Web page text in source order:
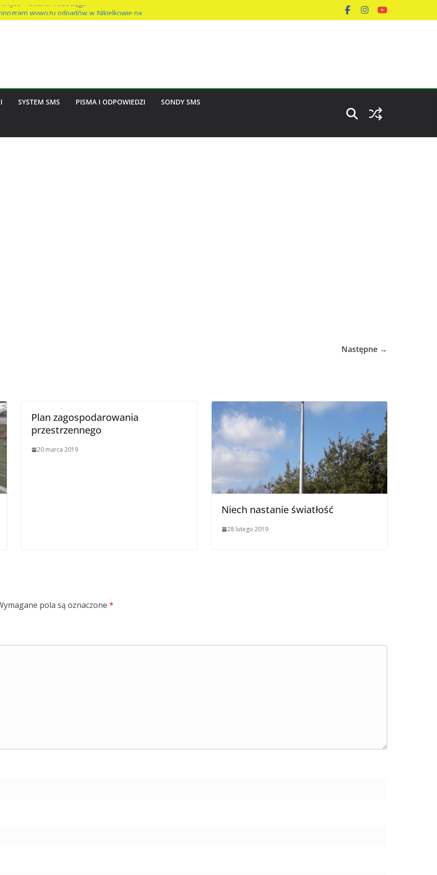
– awaria wodociągu
wywozu odpadów w Nikielkowie na
SYSTEM SMS PISMA I ODPOWIEDZI SONDY SMS
Następne →
Plan zagospodarowania
przestrzennego
20 marca 2019
Niech nastanie światłość
28 lutego 2019
pola są oznaczone *